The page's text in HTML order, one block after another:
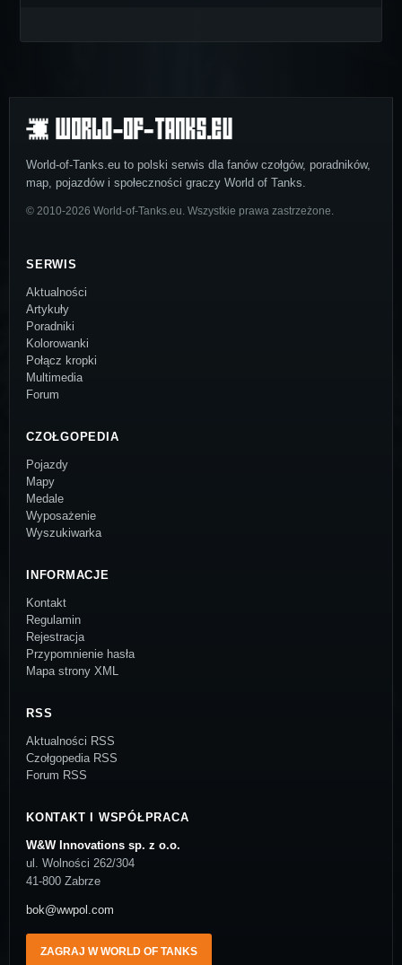
World-of-Tanks.eu to polski serwis dla fanów czołgów, poradników,
map, pojazdów i społeczności graczy World of Tanks.
© 2010-2026 World-of-Tanks.eu. Wszystkie prawa zastrzeżone.
SERWIS
Aktualności
Artykuły
Poradniki
Kolorowanki
Połącz kropki
Multimedia
Forum
CZOŁGOPEDIA
Pojazdy
Mapy
Medale
Wyposażenie
Wyszukiwarka
INFORMACJE
Kontakt
Regulamin
Rejestracja
Przypomnienie hasła
Mapa strony XML
RSS
Aktualności RSS
Czołgopedia RSS
Forum RSS
KONTAKT I WSPÓŁPRACA
W&W Innovations sp. z o.o.
ul. Wolności 262/304
41-800 Zabrze
bok@wwpol.com
ZAGRAJ W WORLD OF TANKS